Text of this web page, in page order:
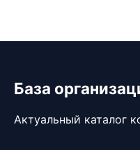
База
Актуальный каталог